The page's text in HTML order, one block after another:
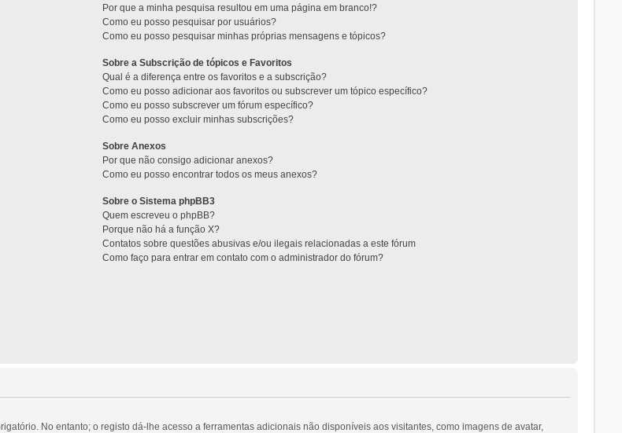
Por que a minha pesquisa resultou em uma página em branco!?
Como eu posso pesquisar por usuários?
Como eu posso pesquisar minhas próprias mensagens e tópicos?
Sobre a Subscrição de tópicos e Favoritos
Qual é a diferença entre os favoritos e a subscrição?
Como eu posso adicionar aos favoritos ou subscrever um tópico específico?
Como eu posso subscrever um fórum específico?
Como eu posso excluir minhas subscrições?
Sobre Anexos
Por que não consigo adicionar anexos?
Como eu posso encontrar todos os meus anexos?
Sobre o Sistema phpBB3
Quem escreveu o phpBB?
Porque não há a função X?
Contatos sobre questões abusivas e/ou ilegais relacionadas a este fórum
Como faço para entrar em contato com o administrador do fórum?
No entanto; o registo dá-lhe acesso a ferramentas adicionais não disponíveis aos visitantes, como imagens de avatar,